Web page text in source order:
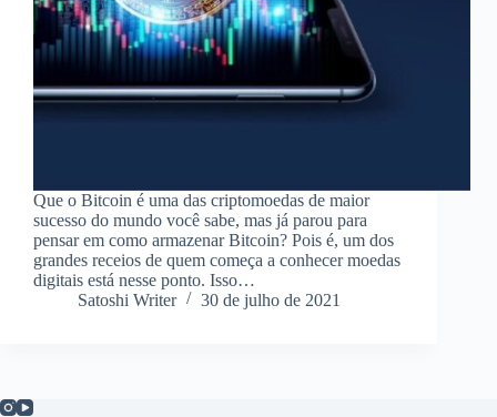
Que o Bitcoin é uma das criptomoedas de maior
sucesso do mundo você sabe, mas já parou para
pensar em como armazenar Bitcoin? Pois é, um dos
grandes receios de quem começa a conhecer moedas
digitais está nesse ponto. Isso…
Satoshi Writer
30 de julho de 2021